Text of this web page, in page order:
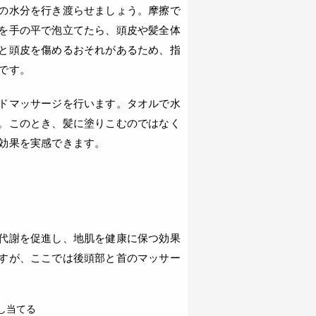
水分を行き渡らせましょう。摩擦で
手の平で泡立てたら、頭皮や髪全体
頭皮を傷めるおそれがあるため、指
す。
マッサージを行います。タオルで水
このとき、髪に塗りこむのではなく
果を実感できます。
謝を促進し、地肌を健康に保つ効果
が、ここでは後頭部と首のマッサー
当てる